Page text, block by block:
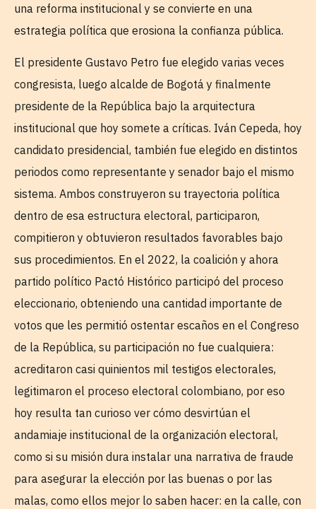
una reforma institucional y se convierte en una
estrategia política que erosiona la confianza pública.
El presidente Gustavo Petro fue elegido varias veces
congresista, luego alcalde de Bogotá y finalmente
presidente de la República bajo la arquitectura
institucional que hoy somete a críticas. Iván Cepeda, hoy
candidato presidencial, también fue elegido en distintos
periodos como representante y senador bajo el mismo
sistema. Ambos construyeron su trayectoria política
dentro de esa estructura electoral, participaron,
compitieron y obtuvieron resultados favorables bajo
sus procedimientos. En el 2022, la coalición y ahora
partido político Pactó Histórico participó del proceso
eleccionario, obteniendo una cantidad importante de
votos que les permitió ostentar escaños en el Congreso
de la República, su participación no fue cualquiera:
acreditaron casi quinientos mil testigos electorales,
legitimaron el proceso electoral colombiano, por eso
hoy resulta tan curioso ver cómo desvirtúan el
andamiaje institucional de la organización electoral,
como si su misión dura instalar una narrativa de fraude
para asegurar la elección por las buenas o por las
malas, como ellos mejor lo saben hacer: en la calle, con